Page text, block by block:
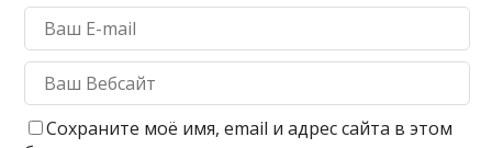
Сохраните моё имя, email и адрес сайта в этом